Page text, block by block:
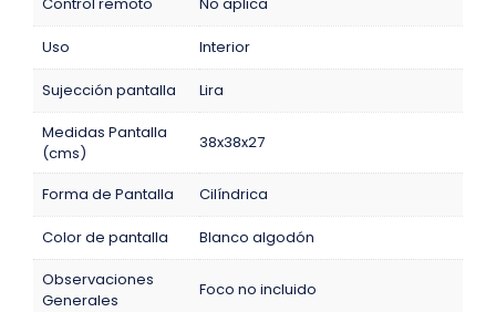
Uso Interior
Sujección pantalla
Lira
Medidas Pantalla
(cms)
38x38x27
Forma de Pantalla Cilíndrica
Color de pantalla
Blanco algodón
Observaciones
Generales
Foco no incluido